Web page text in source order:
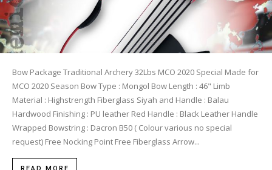
Bow Package Traditional Archery 32Lbs MCO 2020 Special Made for
MCO 2020 Season Bow Type : Mongol Bow Length : 46" Limb
Material : Highstrength Fiberglass Siyah and Handle : Balau
Hardwood Finishing : PU leather Red Handle : Black Leather Handle
Wrapped Bowstring : Dacron B50 ( Colour various no special
request) Free Nocking Point Free Fiberglass Arrow...